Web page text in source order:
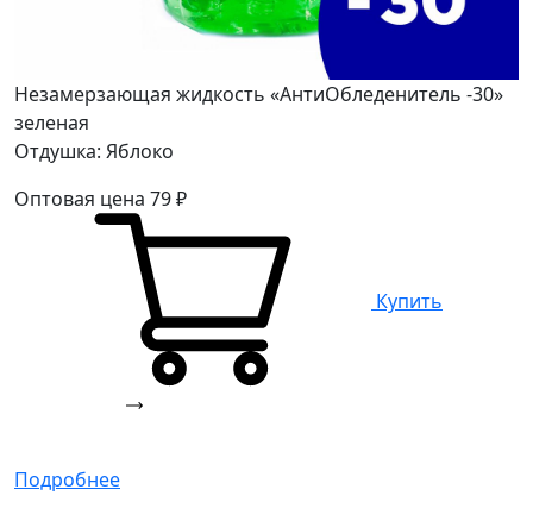
Незамерзающая жидкость «АнтиОбледенитель -30»
зеленая
Отдушка: Яблоко
Оптовая цена 79₽
Купить
Подробнее